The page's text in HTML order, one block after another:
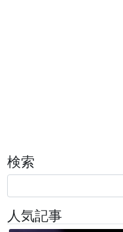
検索
人気記事